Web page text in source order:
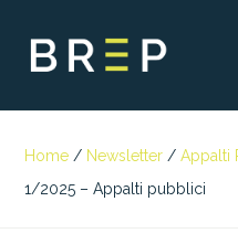
Home / Newsletter / Appalti
1/2025 – Appalti pubblici